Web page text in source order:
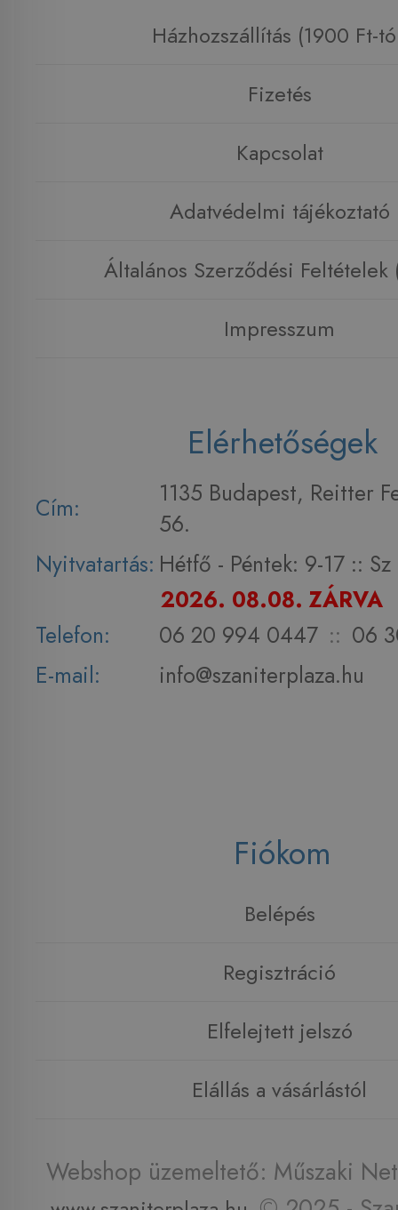
Házhozszállítás (1900 Ft-
Fizetés
Kapcsolat
Adatvédelmi tájékoztató
Általános Szerződési Feltételek
Impresszum
Elérhetőségek
Cím:
1135 Budapest, Reitter
56.
Nyitvatartás: Hétfő - Péntek: 9-17 :: Sz
2026. 08.08. ZÁRVA
Telefon:
06 20 994 0447 :: 06
E-mail:
info@szaniterplaza.hu
Fiókom
Belépés
Regisztráció
Elfelejtett jelszó
Elállás a vásárlástól
Webshop üzemeltető: Műszaki